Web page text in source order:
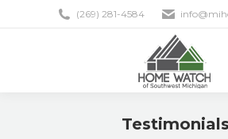
(269) 281-4584